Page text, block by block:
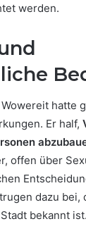
werden.
hatte
Er half,
offen über
dazu bei,
bekannt ist.